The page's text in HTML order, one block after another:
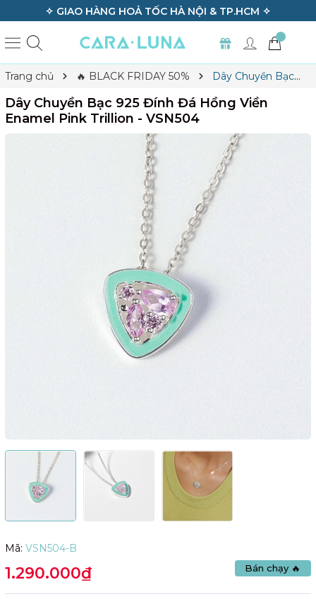
✧ GIAO HÀNG HOẢ TỐC HÀ NỘI & TP.HCM ✧
Trang chủ 🔥 BLACK FRIDAY 50%
Dây Chuyền Bạc
Dây Chuyền Bạc 925 Đính Đá Hồng Viền
Enamel Pink Trillion - VSN504
Mã: VSN504-B
Bán chạy 🔥
1.290.000₫